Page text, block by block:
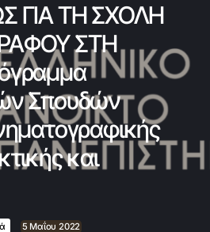
ΓΙΑ ΤΗ ΣΧΟΛΗ
ΣΤΗ
Σπουδών
και
5 Μαΐου 2022